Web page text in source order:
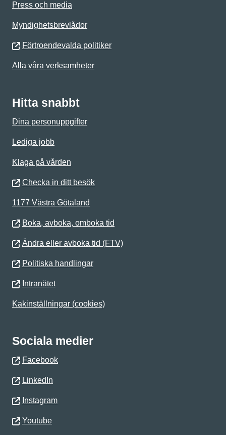
Press och media
Myndighetsbrevlådor
Förtroendevalda politiker
Alla våra verksamheter
Hitta snabbt
Dina personuppgifter
Lediga jobb
Klaga på vården
Checka in ditt besök
1177 Västra Götaland
Boka, avboka, omboka tid
Ändra eller avboka tid (FTV)
Politiska handlingar
Intranätet
Kakinställningar (cookies)
Sociala medier
Facebook
LinkedIn
Instagram
Youtube